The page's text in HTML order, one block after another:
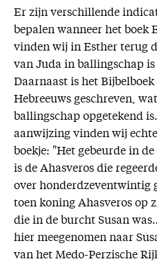
Er zijn verschillende
bepalen wanneer het boek
vinden wij in Esther terug
van Juda in ballingschap is
Daarnaast is het
Hebreeuws geschreven,
ballingschap opgetekend
aanwijzing vinden wij
boekje: "Het gebeurde in
is de Ahasveros die
over honderdzeventwintig
toen koning Ahasveros op
die in de burcht Susan
hier meegenomen naar
van het Medo-Perzische